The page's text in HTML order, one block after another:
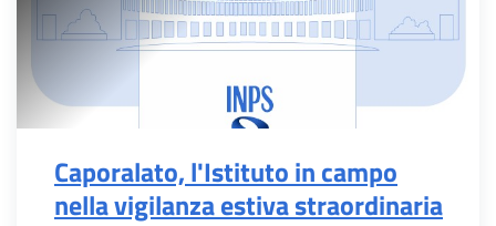
Caporalato, l'Istituto in campo
nella vigilanza estiva straordinaria